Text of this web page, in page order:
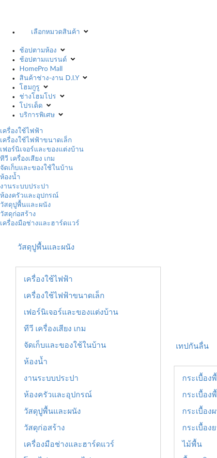
เลือกหมวดสินค้า
ช้อปตามห้อง
ช้อปตามแบรนด์
HomePro Mall
สินค้าช่าง-งาน D.I.Y
โฮมกูรู
ช่างโฮมโปร
โปรเด็ด
บริการพิเศษ
เครื่องใช้ไฟฟ้า
เครื่องใช้ไฟฟ้าขนาดเล็ก
เฟอร์นิเจอร์และของแต่งบ้าน
ทีวี เครื่องเสียง เกม
จัดเก็บและของใช้ในบ้าน
ห้องน้ำ
งานระบบประปา
ห้องครัวและอุปกรณ์
วัสดุปูพื้นและผนัง
วัสดุก่อสร้าง
เครื่องมือช่างและฮาร์ดแวร์
วัสดุปูพื้นและผนัง
เครื่องใช้ไฟฟ้า
เครื่องใช้ไฟฟ้าขนาดเล็ก
เฟอร์นิเจอร์และของแต่งบ้าน
ทีวี เครื่องเสียง เกม
จัดเก็บและของใช้ในบ้าน
ห้องน้ำ
งานระบบประปา
ห้องครัวและอุปกรณ์
วัสดุปูพื้นและผนัง
วัสดุก่อสร้าง
เครื่องมือช่างและฮาร์ดแวร์
เทปกันลื่น
กระเบื้อง
กระเบื้อง
กระเบื้อง
กระเบื้อง
ไม้พื้น